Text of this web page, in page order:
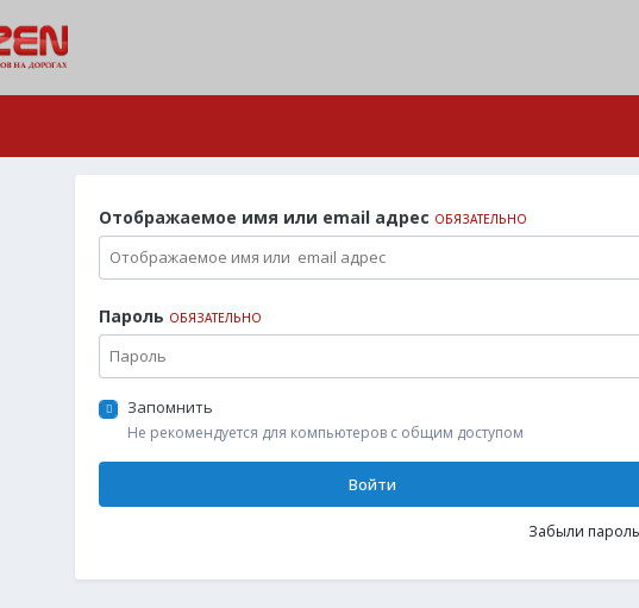
Отображаемое имя или email адрес ОБЯЗАТЕЛЬНО
Пароль ОБЯЗАТЕЛЬНО
Запомнить
Не рекомендуется для компьютеров с общим доступом
Войти
Забыли